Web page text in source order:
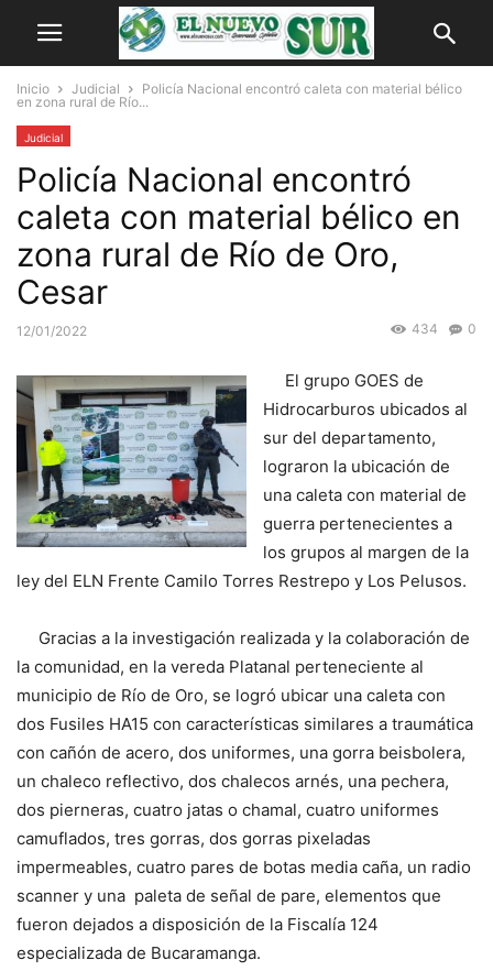
Inicio Judicial
Policía Nacional encontró caleta con material bélico
en zona rural de Río...
Judicial
Policía Nacional encontró
caleta con material bélico en
zona rural de Río de Oro,
Cesar
12/01/2022 0
434
El grupo GOES de
Hidrocarburos ubicados al
sur del departamento,
lograron la ubicación de
una caleta con material de
guerra pertenecientes a
los grupos al margen de la
ley del ELN Frente Camilo Torres Restrepo y Los Pelusos.
Gracias a la investigación realizada y la colaboración de
la comunidad, en la vereda Platanal perteneciente al
municipio de Río de Oro, se logró ubicar una caleta con
dos Fusiles HA15 con características similares a traumática
con cañón de acero, dos uniformes, una gorra beisbolera,
un chaleco reflectivo, dos chalecos arnés, una pechera,
dos pierneras, cuatro jatas o chamal, cuatro uniformes
camuflados, tres gorras, dos gorras pixeladas
impermeables, cuatro pares de botas media caña, un radio
scanner y una paleta de señal de pare, elementos que
fueron dejados a disposición de la Fiscalía 124
especializada de Bucaramanga.